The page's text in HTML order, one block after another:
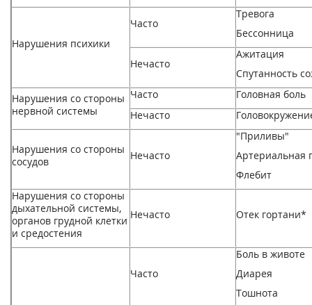
Нарушения психики
Часто
Тревога
Бессонница
Нечасто
Ажитация
Спутанность
Нарушения со стороны
нервной системы
Часто
Головная боль
Нечасто
Нарушения со стороны
сосудов
Нечасто
"Приливы"
Артериальная
Флебит
Нарушения со стороны
дыхательной системы,
органов грудной клетки
и средостения
Нечасто Отек гортани*
Часто
Боль в животе
Диарея
Тошнота